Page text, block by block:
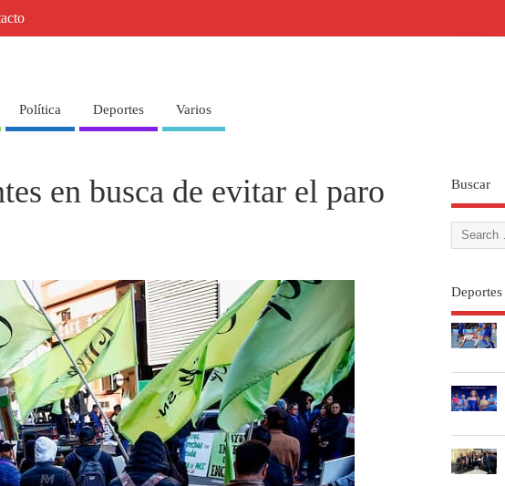
Política Deportes Varios
en busca de evitar el paro
Buscar
Deportes